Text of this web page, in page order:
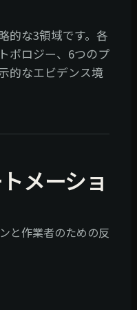
的な3領域です。各
ポロジー、6つのプ
的なエビデンス境
メーショ
と作業者のための反